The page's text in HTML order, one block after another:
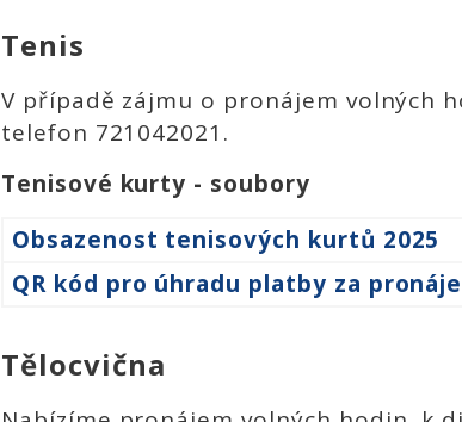
Tenis
V případě zájmu o pronájem volných
telefon 721042021.
Tenisové kurty - soubory
Obsazenost tenisových kurtů 2025
QR kód pro úhradu platby za
Tělocvična